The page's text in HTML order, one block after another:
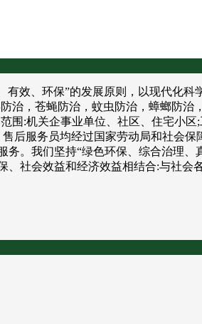
效、环保”的发展原则，以现代化科
治，苍蝇防治，蚊虫防治，蟑螂防治
围:机关企事业单位、社区、住宅小区
后服务员均经过国家劳动局和社会保
。我们坚持“绿色环保、综合治理、
社会效益和经济效益相结合:与社会